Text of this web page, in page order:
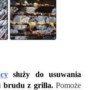
służy do usuwania
i brudu z grilla. Pomoże